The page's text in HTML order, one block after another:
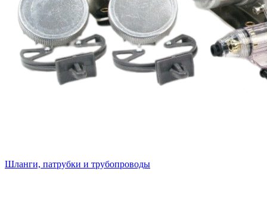
Шланги, патрубки и трубопроводы